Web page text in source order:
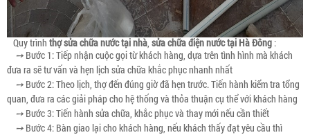
Quy trình thợ sửa chữa nước tại nhà, sửa chữa điện nước tại Hà Đông :
➙ Bước 1: Tiếp nhận cuộc gọi từ khách hàng, dựa trên tình hình mà khách
đưa ra sẽ tư vấn và hẹn lịch sửa chữa khắc phục nhanh nhất
➙ Bước 2: Theo lịch, thợ đến đúng giờ đã hẹn trước. Tiến hành kiểm tra tổng
quan, đưa ra các giải pháp cho hệ thống và thỏa thuận cụ thể với khách hàng
➙ Bước 3: Tiến hành sửa chữa, khắc phục và thay mới nếu cần thiết
➙ Bước 4: Bàn giao lại cho khách hàng, nếu khách thấy đạt yêu cầu thì